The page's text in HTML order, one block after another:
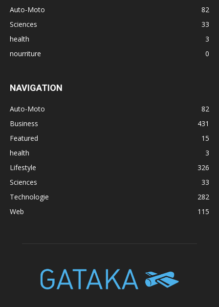
Auto-Moto
82
Sciences
33
health
3
nourriture
0
NAVIGATION
Auto-Moto
82
Business
431
Featured
15
health
3
Lifestyle
326
Sciences
33
Technologie
282
Web
115